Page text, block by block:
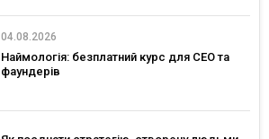
04.08.2026
Наймологія: безплатний курс для CEO та
фаундерів